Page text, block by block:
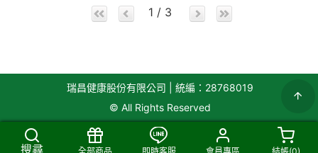
1 / 3
瑞昌健康股份有限公司 | 統編：28768019
© All Rights Reserved
搜尋